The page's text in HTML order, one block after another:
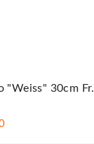
"Weiss" 30cm Fr.